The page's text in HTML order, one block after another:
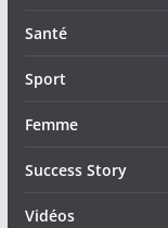
Santé
Sport
Femme
Success Story
Vidéos